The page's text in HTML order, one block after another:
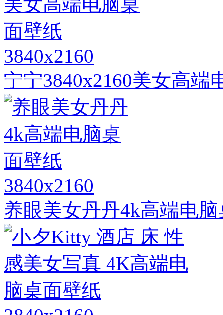
3840x2160
宁宁3840x2160美女高端
3840x2160
养眼美女丹丹4k高端电